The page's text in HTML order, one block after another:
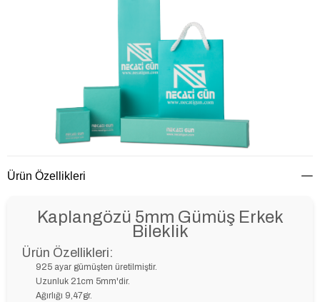
Ürün Özellikleri
Kaplangözü 5mm Gümüş Erkek
Bileklik
Ürün Özellikleri:
925 ayar gümüşten üretilmiştir.
Uzunluk 21cm 5mm'dir.
Ağırlığı 9,47gr.